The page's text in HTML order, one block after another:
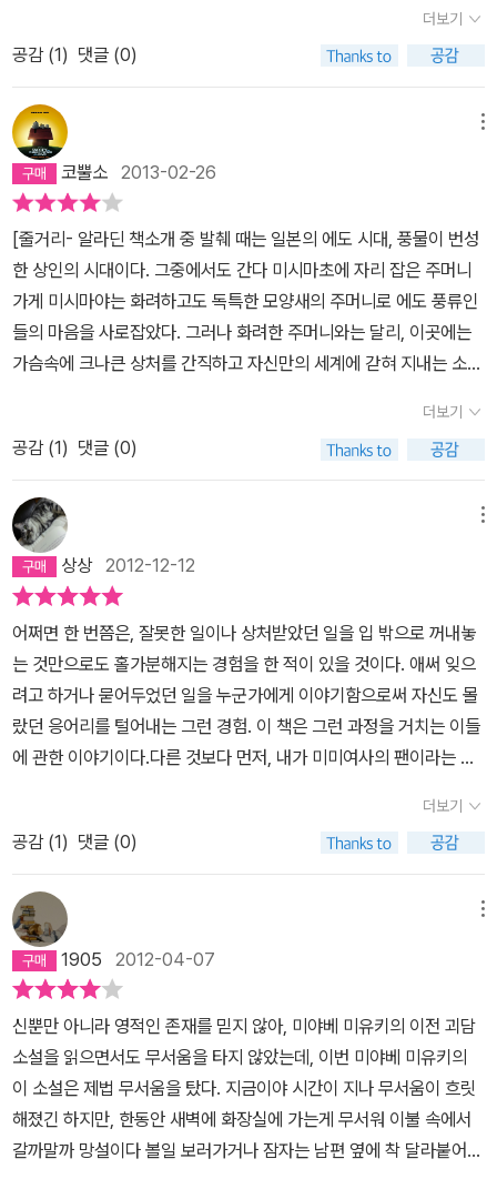
장하는 <사련>이다. 표준국어대사전에서 사련(邪戀)의 정의를 찾아
보니 다음과 같다. 도덕이나 도리에 벗어나거나 떳떳하지 못한 연애.
마루센에서 그녀에게 어떤 일이 벌어졌는가에 관한 것이다. 오치카와
그녀의 도락을 즐기다 정신 차린 약혼자 요시스케 그리고 마루센의
업둥이이자 충실한 일꾼으로 살아온 마쓰타로 이 세 명의 삼각관계가
시발점이다. 부모에게 버림 받았지만, 주변 사람들의 구조로 살아난
마쓰타로는 총명함과 성실함으로 마루센의 양자처럼 성장하지만, 결
국 그는 남이었고 남몰래 오치카를 연모하던 마음은 걷잡을 수 없이
커져만 가고 있었다. 오치카의 부모나 오치카의 오라비인 기이치 역
시 마쓰타로를 잘 대해 주면서도, 우리가 아닌 타인으로 생각해온 것
이 문제였다. 왜 오치카의 부모는 마쓰타로를 놔주지 않았을까, 바로
리의 주인공 오치카가 느낀 자책감은 말할 것도 없다. <사련>을 중심
으로 배치된 <만주사화>, <흉가>, <마경> 그리고 <이에나리>는 서
로 연관된 이야기들로 최종편에 해당하는 <이에나리>에서는 기존에
등장한 인물들이 모두 재등장해서 대단원의 막을 장식한다. 오치카가
그들의 이야기를 들어줌으로써 쌓은 공덕은 마침내 안도자카 저택의
문제를 해결하는데 결정적인 역할을 한다. 그곳에서 만난 '상인'은 저
세상과 이 세상을 가리지 않고 장사한다고 자신을 소개한다. 그리고
앞으로도 계속해서 그녀와 만나게 될 거라는 그의 말대로 그들은 <피
리술사> '절기 얼굴' 에피소드에서 재회하게 된다. <피리술사>에서
정립된 화자는 말하고 버리고, 청자는 듣고 버린다는 흑백의 방 원칙
은 아직 정해지지 않은 모양이다. 요즘 힐링이 대세라고 하는데, 상처
를 치유하기 위해서는 말하는 것도 중요하지만 오치카처럼 진중하게
>에서처럼 그렇게 능숙한 청자가 아니었구나 싶은 생각에 슬며시 미
야말로 미야베 월드 2막의 숨겨진 별미다. 이번에 새로 출간되는 <맏
물 이야기>를 예약 주문하고 기다리고 있다. 설날 연휴를 겨냥한 주
문이리라. <맏물 이야기>에 앞서 <혼조 후카가와의 기이한 이야기>
다 출연하고 있는데, 오치카 아가씨가 나오는 미시마야 변조괴담에
시리즈에 견주어 보니 조금 맛이 덜하고나 할까. 어설픈 사무라이 헤
이시로가 나오는 <얼간이>도 읽고는 싶은데 지금 수중에 있는 책들
은 <안주>, <메롱> 그리고 <흔들리는 바위>가 전부다. 이번 설날은
미미 여사의 에도시대물과 함께 할 것 같다.
무시하지 못할것이다. 사람들은 오치카에게 가슴에 묻어두었던 차마
꺼내지 못할 이야기를 풀어내기 시작한다. 아마도 여기에도 연이 있
었던 것이 아닐까 싶다. 오치카 역시 자신이 겪었던 일에 대해서 이야
기할 수 있게 된다. 그럴수 있도록 숙부님이 조작한것인지도. 숙부님
내외분은 참 좋으신 분들이다. '무엇이 백이고 무엇이 흑인지는, 실은
아주 애매한 거야' (97쪽) 이세상에 흑과 백만 있는 것이 아니다. 많
은 것이 애매모호하다. 사람을 잡아 먹는 귀신집도 등장한다. 백만냥
에 눈이 멀어서 그 집에 한가족이 머물게 된다. 백만냥에 눈이 먼 남자
는 자물쇠를 만들거나 고치는 일을 하는 장사치였다. 그 집이 그를 부
르고 그 가족들을 단 한사람만 남기고 삼켜버렸다. 남겨진 사람은 그
집에 혼백이 갇혀서 미친사람마냥 육신만 가지고 있다. 이 모든 이야
기는 하나로 연결되어 있다. 사람을 잡아먹는 귀신집과 통해있다. 오
그녀 역시 고통에서 조금이나마 벗어날 수 있게 되었다. 마지막에는
손에 손잡고를 불러야 할 것만 같은 분위기 였다. 내가 무엇을 잘못해
서 일어나는 일들이 아니였다. 때로는 그냥 단순한 이기심 때문일수
도 있었고, 갑작스럽게 그런 상황이 일어난 것이였다. 그들의 의지와
그 무엇과도 상관없이 말이다. 아이들은 부모님이 이혼하면 자신이
잘못해서 그렇게 되었다며 책망한다고 한다. 세상에는 어쩌지 못하는
일들이 많이 일어난다.
사실 결혼할 상대가 자신의 여관에서 고용하고 있던 사용인 청년에게
살해당했던 거다. 게다가 그 청년도 결국 자살해버렸고. 그녀의 이런
사정은 단편들이 진행되며 서서히 드러난다. 사실 제목의 흑백은 의
탁하고 있는 삼촌집(과거를 잊기 위해 일부러 하녀처럼 열심히 일하
고 있음)에서 '흑백의 방'을 뜻한다. 그녀는 거기서 찾아오는 손님들의
이야기를 듣는 역할을 하게 되는데...삼촌의 단 1개뿐인 도락이기도
하지만 역시 나름대로 조카딸을 위로하려는 배려이기도 한 셈이다.
아무튼 찾아드는 손님들마다 사연이 깊고 깊은 터라,그녀는 저도 모
르게 자신의 최선을 다해 이야기를 들어주고 뜻하지 않게 마음을 풀
어주게도 된다. 사람의 마음은 결국 시대를 초월하고 공간을 초월해
도 비슷한 것일까? 사람으로 인해 위로도 받지만 사람으로 인해 마음
을 다치니 말이다. 오치카가 등장하는 다음 편 이야기도 있다던데 그
더보기
공감 (1) 댓글 (0)
코뿔소 2013-02-26
[줄거리- 알라딘 책소개 중 발췌 때는 일본의 에도 시대, 풍물이 번성
한 상인의 시대이다. 그중에서도 간다 미시마초에 자리 잡은 주머니
가게 미시마야는 화려하고도 독특한 모양새의 주머니로 에도 풍류인
들의 마음을 사로잡았다. 그러나 화려한 주머니와는 달리, 이곳에는
가슴속에 크나큰 상처를 간직하고 자신만의 세계에 갇혀 지내는 소녀
이다. 열일곱이라는 꽃다운 나이에도 미시마야에 틀어박혀 하녀의 일
을 거들며 하루하루를 견뎌가고 있다. 어느 날, 주인 이헤에가 급한 용
무로 자리를 비운 사이에 이헤에와 바둑을 두고 싶다며 손님이 찾아
온다. 오치카는 어쩔 수 없이 숙부를 대신하여, 숙부가 바둑을 두는
‘흑백의 방’에서 손님을 맞이한다. 비슷한 사람은 서로를 알아보는 법.
손님 도키치 역시 남에게는 말할 수 없는 아픈 과거를 간직한 사내였
다. 도키치는 그 자리에서 오치카에게 자신의 이야기를 들려준다. 사
람을 죽인 형에 대한 그리움과 미움이 뒤섞인, 잔혹하고도 슬픈 이야
기를. 도키치의 이야기를 들으며 오치카는 깨닫는다. ‘세상에는 온갖
불행이 있다. 갖가지 종류의 죄와 벌이 있다. 각각의 속죄가 있다. 어
둠을 껴안고 있는 사람은 나 혼자가 아니다.’그러한 조카의 변화를 눈
치 챈 이헤에는 오치카를 위해 새로운 일을 궁리한다. ‘흑백의 방’에
이야깃거리를 가진 손님을 초대해 괴담 대회(백물어百物語)를 여는
것이다. 그 이야기를 듣는 사람은 오치카 한 사람이어야 한다. 그리하
는다. 백 냥을 받는 대가로 아름다운 저택에서 살아야 하는 자물쇠 장
수 일가, 요양을 위해 오랜 세월을 떨어져 자란 누이와 동생의 불가사
의한 관계 등. 손님들이 들려주는 서로 다른 빛깔의 다섯 가지 이야기
는 씨실과 날실처럼 한데 엮여 기괴하고 서글픈 무늬의 지어간다. 과
연 이 이야기들은 오치카에게 어떤 변화를 불러일으킬까? 이헤에의
생각은 옳았을까? 그리고 오치카가 잊으려 해도 잊을 수 없었던 괴로
운 과거란 무엇일까? ] '백귀야행'이나 나츠메 우인장'같은 만화를 좋
아한다. 귀신이나 요괴를 보는 능력을 지닌 주인공이 이들을 퇴치하
거나 물러가게 하거나 본래의 자리로 돌려놓는 등의 일을 하면서그들
더보기
공감 (1) 댓글 (0)
상상2012-12-12
어쩌면 한 번쯤은, 잘못한 일이나 상처받았던 일을 입 밖으로 꺼내놓
는 것만으로도 홀가분해지는 경험을 한 적이 있을 것이다. 애써 잊으
려고 하거나 묻어두었던 일을 누군가에게 이야기함으로써 자신도 몰
랐던 응어리를 털어내는 그런 경험. 이 책은 그런 과정을 거치는 이들
에 관한 이야기이다.다른 것보다 먼저, 내가 미미여사의 팬이라는 것,
열광적인 팬이라는 것을 밝혀야 할 것 같다. 화차나 모방범으로 대표
되는 사회파 추리소설을 쓴 미미여사를 기대하며 이 시리즈를 펼친다
면 실망할 수도 있을 것이다. 또 '귀신 이야기'를 좋아하지 않는 사람
에게는 어쩌면 이 이야기들이 허무맹랑한 소리들로 들릴지도 모른다.
특히 이 책의 마지막 부분은 호오가 갈릴 수 있을 것 같다- 고 생각한
다. 하지만 '이야기' 자체를 좋아하는 사람이라면, 그리고 여사님의 따
뜻한 시선을 공유하고 싶다면 강력 추천.상처를 가진 소녀가 있다. 그
리고 그 소녀는 작은 방에 찾아오는 손님들로부터 '괴담'을 듣는 이가
된다. 잘 듣는다는 것은 쉽지 않은 일이다. 잘 듣는 이에게는 상대의
아픔과 괴로움이 느껴지니까. 하지만 그렇게 들어주는 소녀가 있기
때문에, 사람들은 한 번도 꺼내놓지 못하고 오랫동안 마음 속에 묻어
두었던 잘못을 반성하고, 원망을 털어놓고, 슬픔을 터뜨린다. 그리고
더보기
공감 (1) 댓글 (0)
1905 2012-04-07
신뿐만 아니라 영적인 존재를 믿지 않아, 미야베 미유키의 이전 괴담
소설을 읽으면서도 무서움을 타지 않았는데, 이번 미야베 미유키의
이 소설은 제법 무서움을 탔다. 지금이야 시간이 지나 무서움이 흐릿
해졌긴 하지만, 한동안 새벽에 화장실에 가는게 무서워 이불 속에서
갈까말까 망설이다 볼일 보러가거나 잠자는 남편 옆에 착 달라붙어